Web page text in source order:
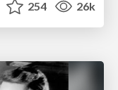
254 26k